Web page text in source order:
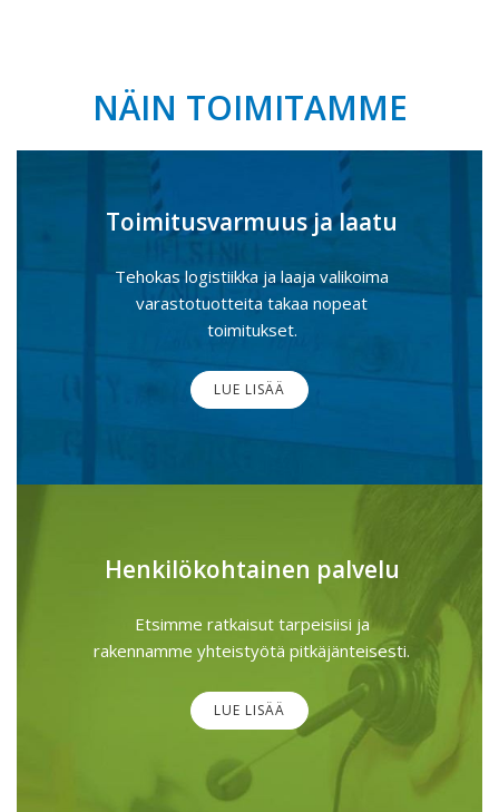
NÄIN TOIMITAMME
Toimitusvarmuus ja laatu
Tehokas logistiikka ja laaja valikoima
varastotuotteita takaa nopeat
toimitukset.
LUE LISÄÄ
Henkilökohtainen palvelu
Etsimme ratkaisut tarpeisiisi ja
rakennamme yhteistyötä pitkäjänteisesti.
LUE LISÄÄ